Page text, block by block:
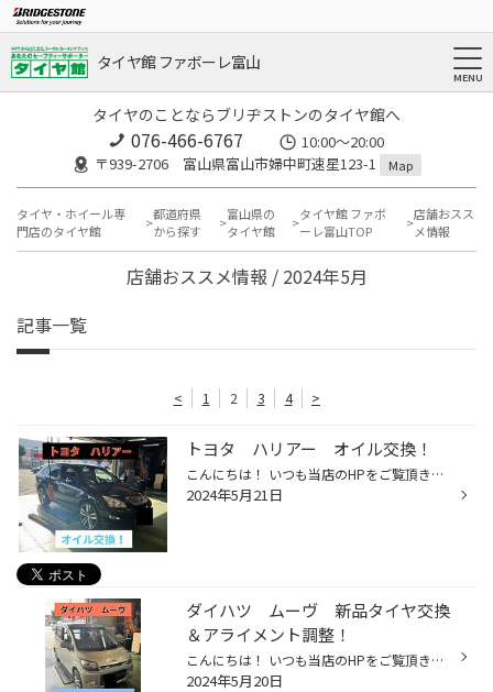
タイヤ館 ファボーレ富山
タイヤのことならブリヂストンのタイヤ館へ
076-466-6767
10:00～20:00
〒939-2706 富山県富山市婦中町速星123-1
Map
タイヤ・ホイール専
門店のタイヤ館
都道府県
から探す
富山県の
タイヤ館
タイヤ館 ファボ
ーレ富山TOP
店舗おスス
メ情報
店舗おススメ情報 / 2024年5月
記事一覧
< 1 2 3 4 >
トヨタ ハリアー オイル交換！
こんにちは！ いつも当店のHPをご覧頂きありがとうございます！ 本日は トヨタ ハリアー のオイル交換作業をご紹介！ オイルは エコロード 0W20 を使用しました！ エコロードは3ヶ月または走行3000キロの交換サイクルです！ お値段は車種によって変わりますが2,200円～ 通いやすい価格が魅力♪ オイ...
2024年5月21日
ダイハツ ムーヴ 新品タイヤ交換
＆アライメント調整！
こんにちは！ いつも当店のHPをご覧頂きありがとうございます！ 本日は ダイハツ ムーヴ の新品タイヤ交換＆アライメント調整作業をご紹介！ ツルツルタイヤです(^-^) 溝が無いと雨の日はほんとに危険！ ということでさっそく新品交換へ！ エコピアNH200C すり減りにくい設計で長寿命！ 名前の通り...
2024年5月20日